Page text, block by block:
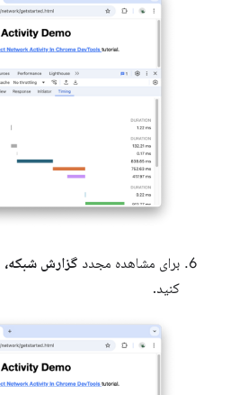
برای مشاهده مجدد گزارش شبکه،
کنید.